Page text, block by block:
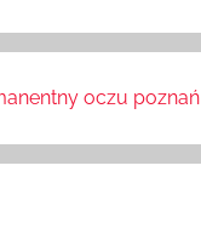
oczu poznań